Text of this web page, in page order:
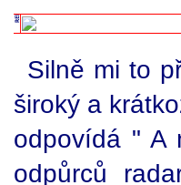
Silně mi to
široký a
odpovídá " A
odpůrců